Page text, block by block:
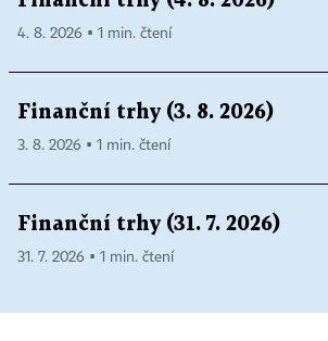
4. 8. 2026 ▪ 1 min. čtení
Finanční trhy (3. 8. 2026)
3. 8. 2026 ▪ 1 min. čtení
Finanční trhy (31. 7. 2026)
31. 7. 2026 ▪ 1 min. čtení